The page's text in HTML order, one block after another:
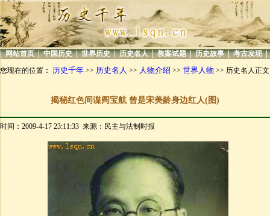
| 网站首页 | 中国历史 | 世界历史 | 历史名人 | 教案试题 | 历史故事 | 考古发现 |
您现在的位置： 历史千年 >> 历史名人 >> 人物介绍 >> 世界人物 >> 历史名人正文
揭秘红色间谍阎宝航 曾是宋美龄身边红人(图)
时间：2009-4-17 23:11:33 来源：民主与法制时报